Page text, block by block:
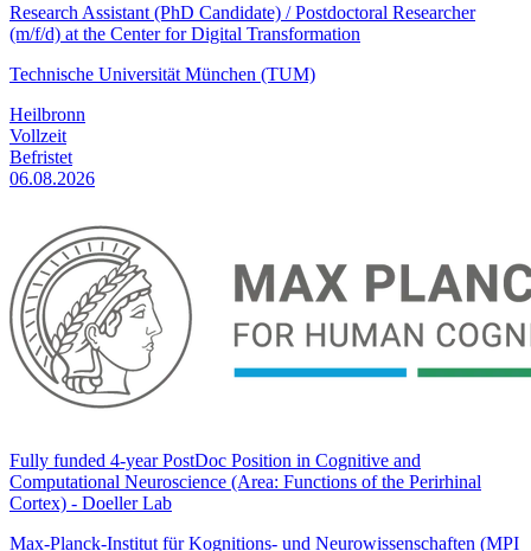
Research Assistant (PhD Candidate) / Postdoctoral Researcher
(m/f/d) at the Center for Digital Transformation
Technische Universität München (TUM)
Heilbronn
Vollzeit
Befristet
06.08.2026
Fully funded 4-year PostDoc Position in Cognitive and
Computational Neuroscience (Area: Functions of the Perirhinal
Cortex) - Doeller Lab
Max-Planck-Institut für Kognitions- und Neurowissenschaften (MPI